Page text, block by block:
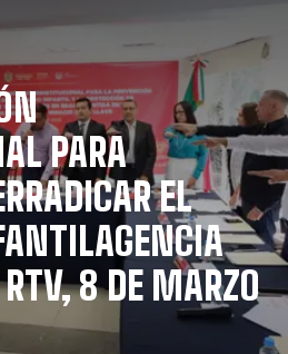
PARA
EL
8 DE MARZO